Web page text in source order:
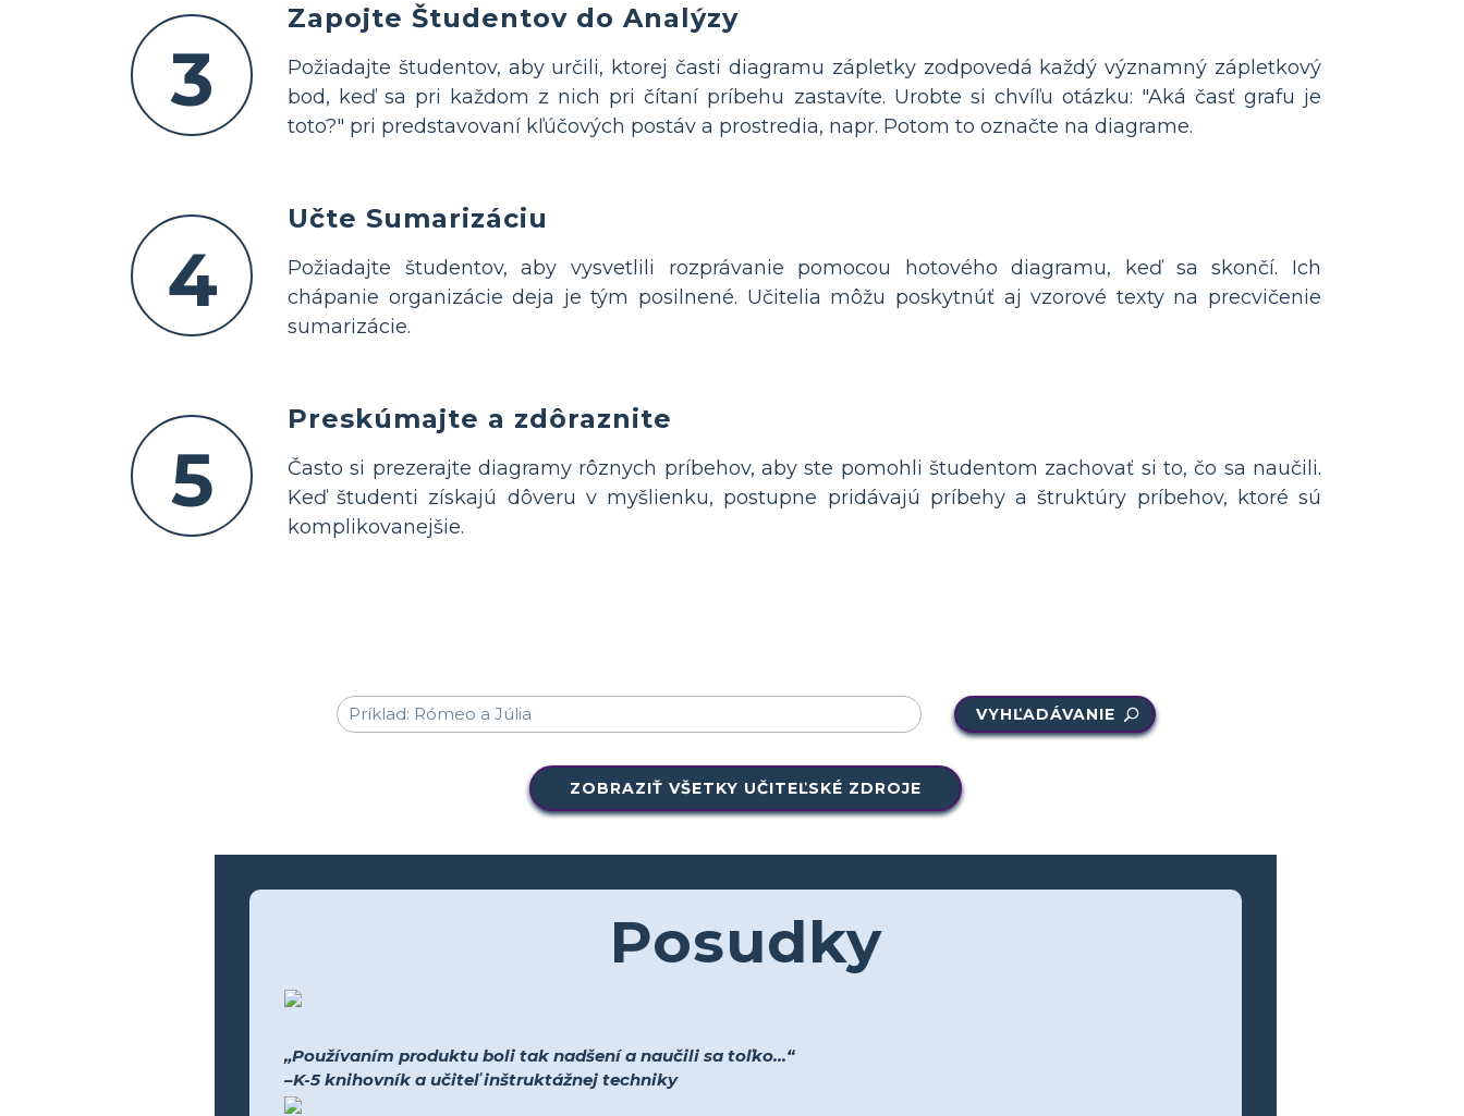
3
Zapojte Študentov do Analýzy
Požiadajte študentov, aby určili, ktorej časti diagramu zápletky zodpovedá každý významný zápletkový
bod, keď sa pri každom z nich pri čítaní príbehu zastavíte. Urobte si chvíľu otázku: "Aká časť grafu je
toto?" pri predstavovaní kľúčových postáv a prostredia, napr. Potom to označte na diagrame.
4
Učte Sumarizáciu
Požiadajte študentov, aby vysvetlili rozprávanie pomocou hotového diagramu, keď sa skončí. Ich
chápanie organizácie deja je tým posilnené. Učitelia môžu poskytnúť aj vzorové texty na precvičenie
sumarizácie.
5
Preskúmajte a zdôraznite
Často si prezerajte diagramy rôznych príbehov, aby ste pomohli študentom zachovať si to, čo sa naučili.
Keď študenti získajú dôveru v myšlienku, postupne pridávajú príbehy a štruktúry príbehov, ktoré sú
komplikovanejšie.
VYHĽADÁVANIE
ZOBRAZIŤ VŠETKY UČITEĽSKÉ ZDROJE
Posudky
„Používaním produktu boli tak nadšení a naučili sa toľko...“
–K-5 knihovník a učiteľ inštruktážnej techniky